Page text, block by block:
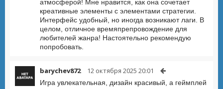
атмосферой! Мне нравится, как она сочетает
креативные элементы с элементами стратегии.
Интерфейс удобный, но иногда возникают лаги. В
целом, отличное времяпрепровождение для
любителей жанра! Настоятельно рекомендую
попробовать.
barychev872 12 октября 2025 20:01
Игра увлекательная, дизайн красивый, а геймплей